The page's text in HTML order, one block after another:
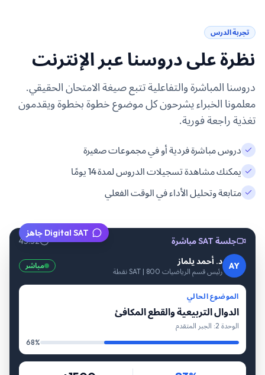
تجربة الدرس
نظرة على دروسنا عبر الإنترنت
دروسنا المباشرة والتفاعلية تتبع صيغة الامتحان الحقيقي.
معلمونا الخبراء يشرحون كل موضوع خطوة بخطوة ويقدمون
تغذية راجعة فورية.
دروس مباشرة فردية أو في مجموعات صغيرة
يمكنك مشاهدة تسجيلات الدروس لمدة 14 يومًا
متابعة وتحليل الأداء في الوقت الفعلي
Digital SAT جاهز
جلسة SAT مباشرة 45:32
AY د. أحمد يلماز
رئيس قسم الرياضيات SAT | 800 نقطة
مباشر
الموضوع الحالي
الدوال التربيعية والقطع المكافئ
الوحدة 2: الجبر المتقدم
68%